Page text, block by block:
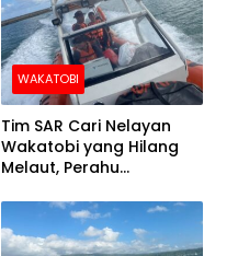
Juta
WAKATOBI
Tim SAR Cari Nelayan
Wakatobi yang Hilang
Melaut, Perahu
Kemasukan Air